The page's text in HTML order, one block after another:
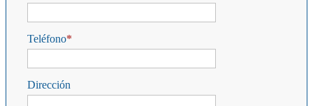
Teléfono
Dirección